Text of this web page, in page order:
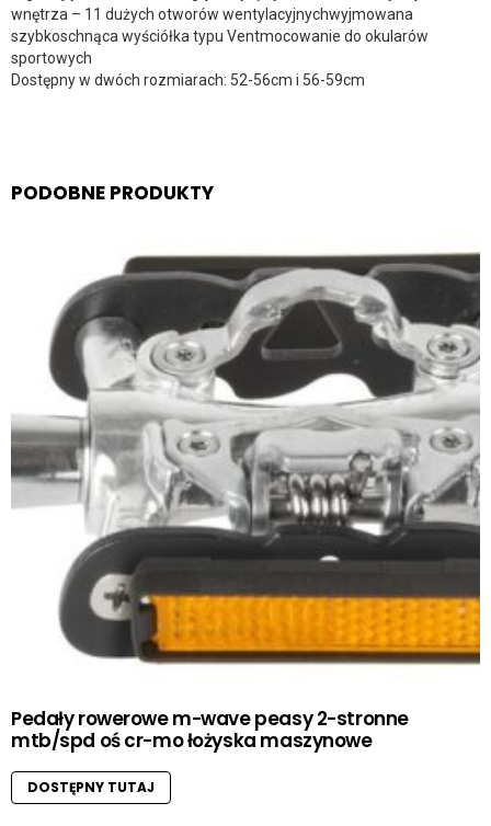
wnętrza – 11 dużych otworów wentylacyjnychwyjmowana
szybkoschnąca wyściółka typu Ventmocowanie do okularów
sportowych
Dostępny w dwóch rozmiarach: 52-56cm i 56-59cm
PODOBNE PRODUKTY
Pedały rowerowe m-wave peasy 2-stronne
mtb/spd oś cr-mo łożyska maszynowe
DOSTĘPNY TUTAJ